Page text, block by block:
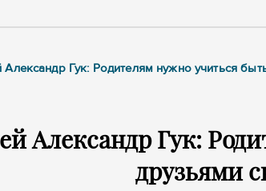
Александр Гук: Родителям нужно учиться
Александр Гук:
друзьями